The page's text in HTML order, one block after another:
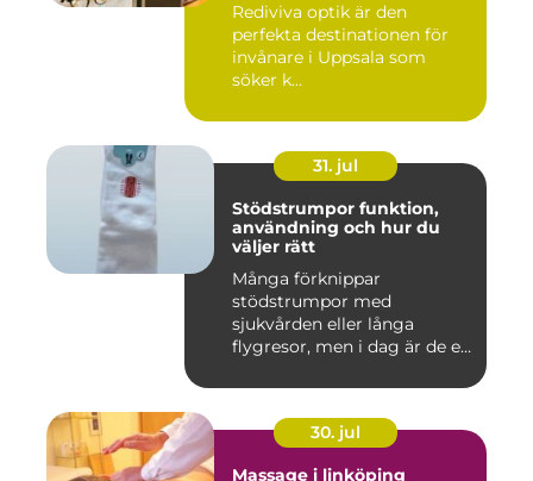
Rediviva optik är den
perfekta destinationen för
invånare i Uppsala som
söker k...
31. jul
Stödstrumpor funktion,
användning och hur du
väljer rätt
Många förknippar
stödstrumpor med
sjukvården eller långa
flygresor, men i dag är de ett
30. jul
Massage i linköping